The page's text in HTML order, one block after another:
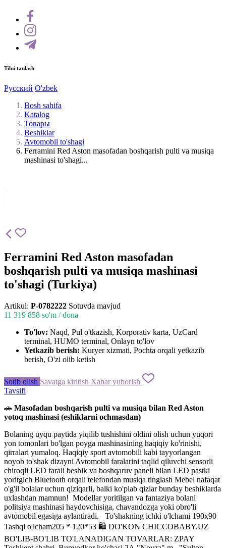
Tilni tanlash
Русский O'zbek
Bosh sahifa
Katalog
Товары
Beshiklar
Avtomobil to'shagi
Ferramini Red Aston masofadan boshqarish pulti va musiqa
mashinasi to'shagi...
Ferramini Red Aston masofadan
boshqarish pulti va musiqa mashinasi
to'shagi (Turkiya)
Artikul: P-0782222 Sotuvda mavjud
11 319 858 so'm / dona
To'lov: Naqd, Pul o'tkazish, Korporativ karta, UzCard
terminal, HUMO terminal, Onlayn to'lov
Yetkazib berish: Kuryer xizmati, Pochta orqali yetkazib
berish, O'zi olib ketish
Sotib olish Savatga kiritish Xabar yuborish
Tavsifi
🚗 Masofadan boshqarish pulti va musiqa bilan Red Aston
yotoq mashinasi (eshiklarni ochmasdan)
Bolaning uyqu paytida yiqilib tushishini oldini olish uchun yuqori
yon tomonlari bo'lgan poyga mashinasining haqiqiy ko'rinishi,
qirralari yumaloq. Haqiqiy sport avtomobili kabi tayyorlangan
noyob to'shak dizayni Avtomobil faralarini taqlid qiluvchi sensorli
chiroqli LED farali beshik va boshqaruv paneli bilan LED pastki
yoritgich Bluetooth orqali telefondan musiqa tinglash Mebel nafaqat
o'g'il bolalar uchun qiziqarli, balki ko'plab qizlar bunday beshiklarda
uxlashdan mamnun! Modellar yoritilgan va fantaziya bolani
politsiya mashinasi haydovchisiga, chavandozga yoki obro'li
avtomobil egasiga aylantiradi. To'shakning ichki o'lchami 190x90
Tashqi o'lcham205 * 120*53 🛍 DO'KON CHICCOBABY.UZ
BO'LIB-BO'LIB TO'LANADIGAN TOVARLAR: ZPAY